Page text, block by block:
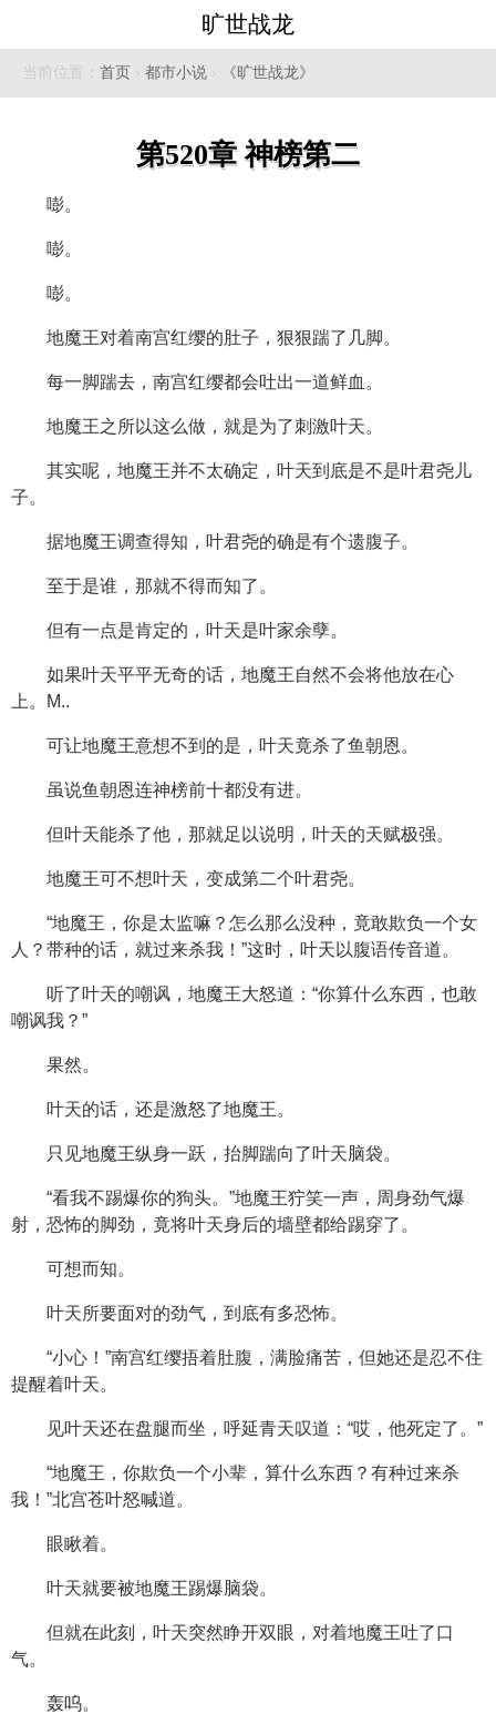
旷世战龙
当前位置： 首页 › 都市小说 › 《旷世战龙》
第520章 神榜第二
嘭。
嘭。
嘭。
地魔王对着南宫红缨的肚子，狠狠踹了几脚。
每一脚踹去，南宫红缨都会吐出一道鲜血。
地魔王之所以这么做，就是为了刺激叶天。
其实呢，地魔王并不太确定，叶天到底是不是叶君尧儿
子。
据地魔王调查得知，叶君尧的确是有个遗腹子。
至于是谁，那就不得而知了。
但有一点是肯定的，叶天是叶家余孽。
如果叶天平平无奇的话，地魔王自然不会将他放在心
上。M..
可让地魔王意想不到的是，叶天竟杀了鱼朝恩。
虽说鱼朝恩连神榜前十都没有进。
但叶天能杀了他，那就足以说明，叶天的天赋极强。
地魔王可不想叶天，变成第二个叶君尧。
“地魔王，你是太监嘛？怎么那么没种，竟敢欺负一个女
人？带种的话，就过来杀我！”这时，叶天以腹语传音道。
听了叶天的嘲讽，地魔王大怒道：“你算什么东西，也敢
嘲讽我？”
果然。
叶天的话，还是激怒了地魔王。
只见地魔王纵身一跃，抬脚踹向了叶天脑袋。
“看我不踢爆你的狗头。”地魔王狞笑一声，周身劲气爆
射，恐怖的脚劲，竟将叶天身后的墙壁都给踢穿了。
可想而知。
叶天所要面对的劲气，到底有多恐怖。
“小心！”南宫红缨捂着肚腹，满脸痛苦，但她还是忍不住
提醒着叶天。
见叶天还在盘腿而坐，呼延青天叹道：“哎，他死定了。”
“地魔王，你欺负一个小辈，算什么东西？有种过来杀
我！”北宫苍叶怒喊道。
眼瞅着。
叶天就要被地魔王踢爆脑袋。
但就在此刻，叶天突然睁开双眼，对着地魔王吐了口
气。
轰呜。